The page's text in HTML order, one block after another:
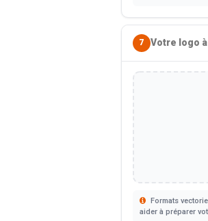
7 Votre logo
Formats
aider à préparer